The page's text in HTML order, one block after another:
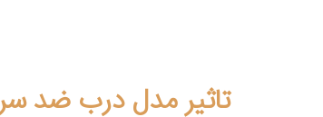
تاثیر مدل درب ضد